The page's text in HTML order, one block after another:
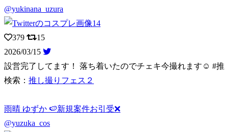
@yukinana_uzura
379
15
2026/03/15
設営完了してます！ 落ち着いたのでチェキ今撮れます☺️ #推
検索： 推し撮りフェス２
雨晴 ゆずか 🍉新規案件お引受❌
@yuzuka_cos